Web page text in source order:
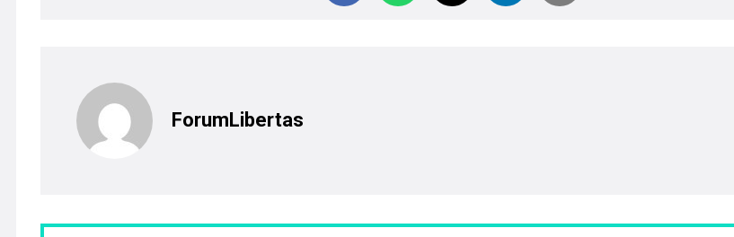
ForumLibertas